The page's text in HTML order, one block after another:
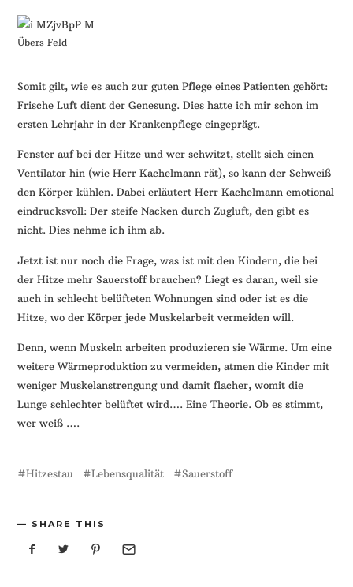
Übers Feld
Somit gilt, wie es auch zur guten Pflege eines Patienten gehört:
Frische Luft dient der Genesung. Dies hatte ich mir schon im
ersten Lehrjahr in der Krankenpflege eingeprägt.
Fenster auf bei der Hitze und wer schwitzt, stellt sich einen
Ventilator hin (wie Herr Kachelmann rät), so kann der Schweiß
den Körper kühlen. Dabei erläutert Herr Kachelmann emotional
eindrucksvoll: Der steife Nacken durch Zugluft, den gibt es
nicht. Dies nehme ich ihm ab.
Jetzt ist nur noch die Frage, was ist mit den Kindern, die bei
der Hitze mehr Sauerstoff brauchen? Liegt es daran, weil sie
auch in schlecht belüfteten Wohnungen sind oder ist es die
Hitze, wo der Körper jede Muskelarbeit vermeiden will.
Denn, wenn Muskeln arbeiten produzieren sie Wärme. Um eine
weitere Wärmeproduktion zu vermeiden, atmen die Kinder mit
weniger Muskelanstrengung und damit flacher, womit die
Lunge schlechter belüftet wird…. Eine Theorie. Ob es stimmt,
wer weiß ….
Hitzestau Lebensqualität Sauerstoff
SHARE THIS